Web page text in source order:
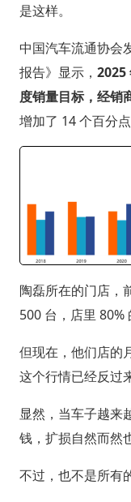
是这样。
中国汽车流通协会
报告》显示， 2025
度销量目标，经销
增加了 14 个百分点
陶磊所在的门店，
500 台，店里 80%
但现在，他们店的
这个行情已经反过
显然，当车子越来
钱，扩损自然而然
不过，也不是所有